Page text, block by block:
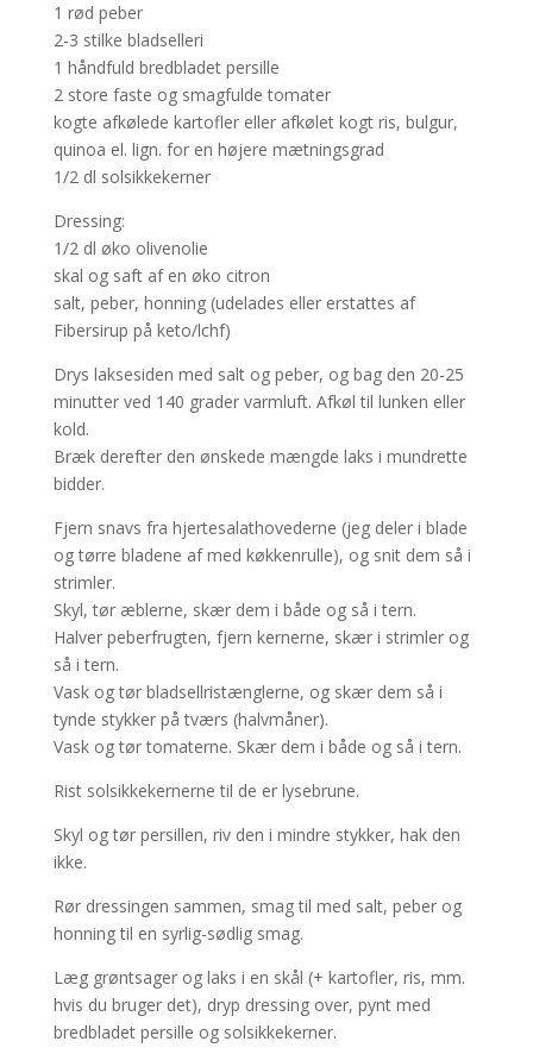
1 rød peber
2-3 stilke bladselleri
1 håndfuld bredbladet persille
2 store faste og smagfulde tomater
kogte afkølede kartofler eller afkølet kogt ris, bulgur,
quinoa el. lign. for en højere mætningsgrad
1/2 dl solsikkekerner
Dressing:
1/2 dl øko olivenolie
skal og saft af en øko citron
salt, peber, honning (udelades eller erstattes af
Fibersirup på keto/lchf)
Drys laksesiden med salt og peber, og bag den 20-25
minutter ved 140 grader varmluft. Afkøl til lunken eller
kold.
Bræk derefter den ønskede mængde laks i mundrette
bidder.
Fjern snavs fra hjertesalathovederne (jeg deler i blade
og tørre bladene af med køkkenrulle), og snit dem så i
strimler.
Skyl, tør æblerne, skær dem i både og så i tern.
Halver peberfrugten, fjern kernerne, skær i strimler og
så i tern.
Vask og tør bladsellristænglerne, og skær dem så i
tynde stykker på tværs (halvmåner).
Vask og tør tomaterne. Skær dem i både og så i tern.
Rist solsikkekernerne til de er lysebrune.
Skyl og tør persillen, riv den i mindre stykker, hak den
ikke.
Rør dressingen sammen, smag til med salt, peber og
honning til en syrlig-sødlig smag.
Læg grøntsager og laks i en skål (+ kartofler, ris, mm.
hvis du bruger det), dryp dressing over, pynt med
bredbladet persille og solsikkekerner.